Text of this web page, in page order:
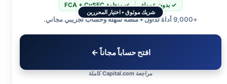
شريك موثوق • اختيار المحررين
✓ بدون عمولة ✓ منظمة FCA + CySEC
+9,000 أداة تداول • منصة سهلة وحساب تجريبي مجاني.
افتح حساباً مجاناً ←
مراجعة Capital.com كاملة